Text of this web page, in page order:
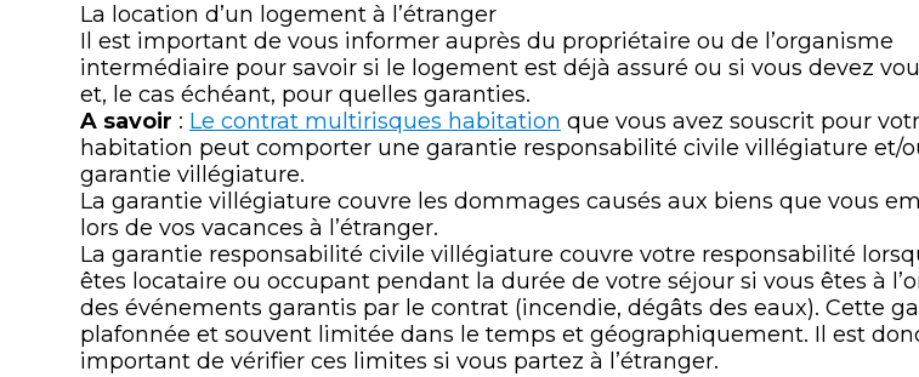
La location d’un logement à l’étranger
Il est important de vous informer auprès du propriétaire ou de l’organisme
intermédiaire pour savoir si le logement est déjà assuré ou si vous devez
et, le cas échéant, pour quelles garanties.
A savoir : Le contrat multirisques habitation que vous avez souscrit pour
habitation peut comporter une garantie responsabilité civile villégiature et/
garantie villégiature.
La garantie villégiature couvre les dommages causés aux biens que vous
lors de vos vacances à l’étranger.
La garantie responsabilité civile villégiature couvre votre responsabilité
êtes locataire ou occupant pendant la durée de votre séjour si vous êtes à
des événements garantis par le contrat (incendie, dégâts des eaux). Cette
plafonnée et souvent limitée dans le temps et géographiquement. Il est
important de vérifier ces limites si vous partez à l’étranger.